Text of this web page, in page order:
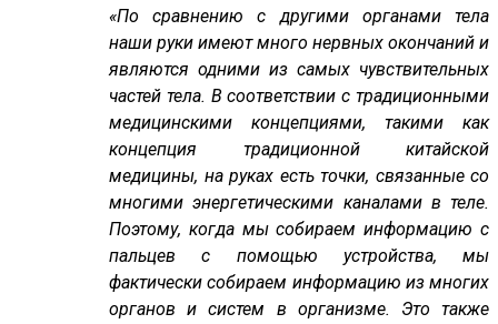
«По сравнению с другими органами тела
наши руки имеют много нервных окончаний и
являются одними из самых чувствительных
частей тела. В соответствии с традиционными
медицинскими концепциями, такими как
концепция традиционной китайской
медицины, на руках есть точки, связанные со
многими энергетическими каналами в теле.
Поэтому, когда мы собираем информацию с
пальцев с помощью устройства, мы
фактически собираем информацию из многих
органов и систем в организме. Это также